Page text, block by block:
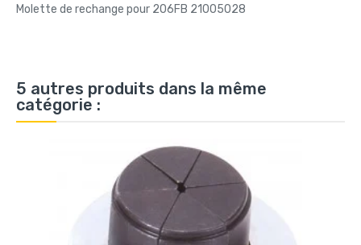
Molette de rechange pour 206FB 21005028
5 autres produits dans la même
catégorie :